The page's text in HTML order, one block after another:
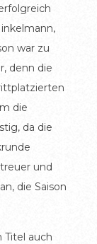
war zu
denn die
die
da die
und
die Saison
Titel auch